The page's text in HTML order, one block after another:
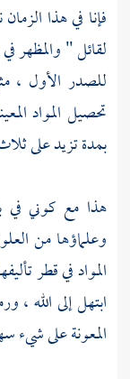
فإنا في هذا
لقائل " والمظهر في
للصدر الأول ،
تحصيل المواد
بمدة تزيد على
هذا مع كوني في
وعلماؤها من
المواد في قطر
ابتهل إلى الله
المعونة على شيء